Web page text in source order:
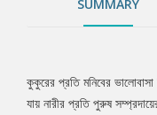
SUMMARY
Tab
কুকুরের প্রতি মনিবের
যায় নারীর প্রতি পুরুষ